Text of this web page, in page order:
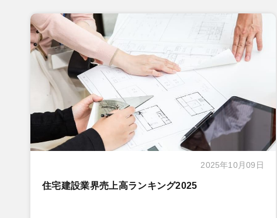
2025年10月09日
住宅建設業界売上高ランキング2025